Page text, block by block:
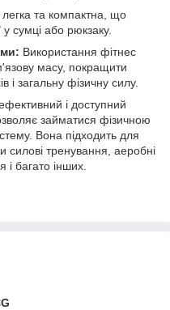
та компактна, що
сумці або рюкзаку.
Використання фітнес
масу, покращити
і загальну фізичну силу.
і доступний
займатися фізичною
Вона підходить для
силові тренування, аеробні
і багато інших.